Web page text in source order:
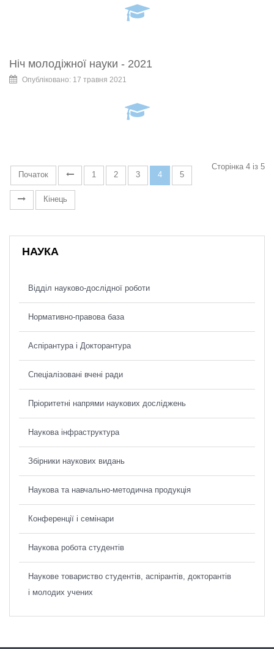
Ніч молодіжної науки - 2021
Опубліковано: 17 травня 2021
Сторінка 4 із 5
Початок
1 2 3 4 5
Кінець
НАУКА
Відділ науково-дослідної роботи
Нормативно-правова база
Аспірантура і Докторантура
Спеціалізовані вчені ради
Пріоритетні напрями наукових досліджень
Наукова інфраструктура
Збірники наукових видань
Наукова та навчально-методична продукція
Конференції і семінари
Наукова робота студентів
Наукове товариство студентів, аспірантів, докторантів
і молодих учених